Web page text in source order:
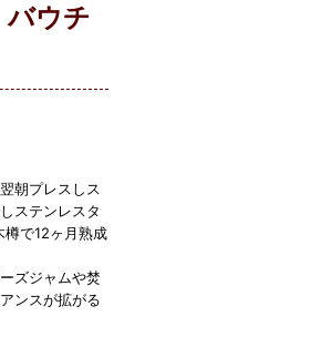
ウチ
朝プレスしス
ステンレスタ
で12ヶ月熟成
ズジャムや焚
ンスが拡がる